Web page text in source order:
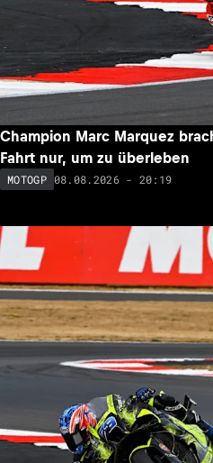
Pedro Acosta in Silverstone
«In der Boxengasse»
MOTOGP 08.08.2026 - 20:50